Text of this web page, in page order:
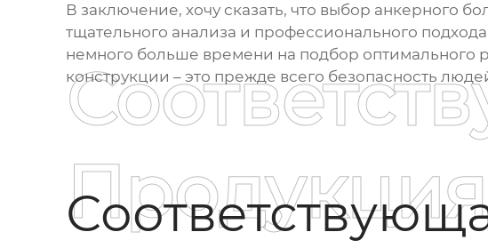
В заключение, хочу сказать, что выбор анкерного
тщательного анализа и профессионального
немного больше времени на подбор оптимального
конструкции – это прежде всего безопасность
Продукция